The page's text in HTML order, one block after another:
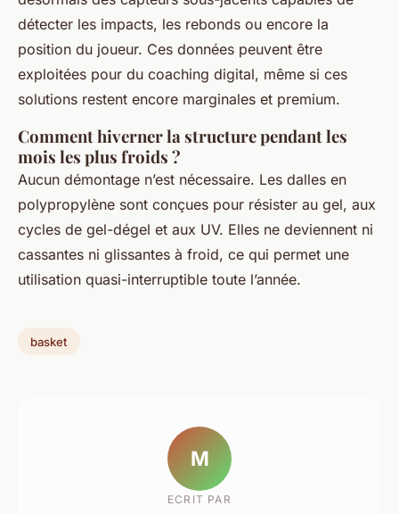
détecter les impacts, les rebonds ou encore la
position du joueur. Ces données peuvent être
exploitées pour du coaching digital, même si ces
solutions restent encore marginales et premium.
Comment hiverner la structure pendant les
mois les plus froids ?
Aucun démontage n’est nécessaire. Les dalles en
polypropylène sont conçues pour résister au gel, aux
cycles de gel-dégel et aux UV. Elles ne deviennent ni
cassantes ni glissantes à froid, ce qui permet une
utilisation quasi-interruptible toute l’année.
basket
M
ECRIT PAR